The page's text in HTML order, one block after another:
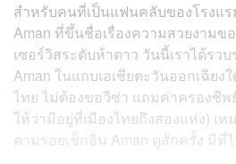
สำหรับคนที่เป็นแฟนคลับของโรงแ
Aman ที่ขึ้นชื่อเรื่องความสวยงามข
เซอร์วิสระดับห้าดาว วันนี้เราได้รว
Aman ในแถบเอเชียตะวันออกเฉียง
ไทย ไม่ต้องขอวีซ่า แถมค่าครองชีพ
ให้ว่ามีอยู่ที่เมืองไทยถึงสองแห่ง) เ
ตามรอยเช็กอิน Aman ดูสักครั้ง มีที่